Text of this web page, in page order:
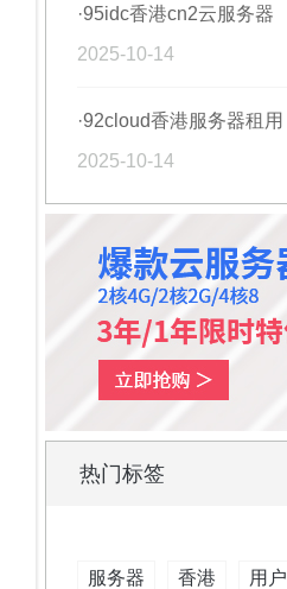
·95idc香港cn2云服务器
2025-10-14
·92cloud香港服务器租用
2025-10-14
热门标签
服务器 香港 用户